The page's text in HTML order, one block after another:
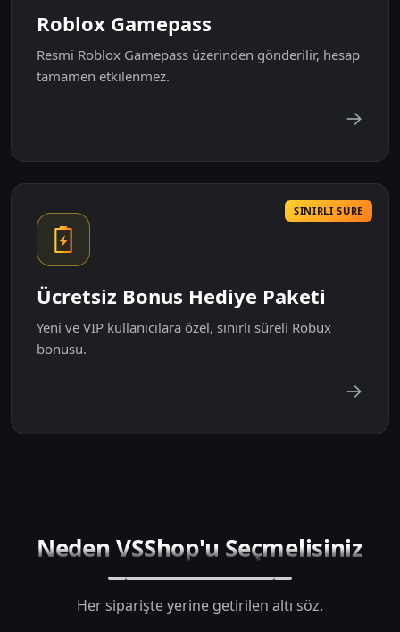
Roblox Gamepass
Resmi Roblox Gamepass üzerinden gönderilir, hesap
tamamen etkilenmez.
→
Ücretsiz Bonus Hediye Paketi
Yeni ve VIP kullanıcılara özel, sınırlı süreli Robux
bonusu.
SINIRLI SÜRE
→
Neden VSShop'u Seçmelisiniz
Her siparişte yerine getirilen altı söz.